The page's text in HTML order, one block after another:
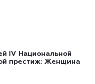
IV Национальной
престиж: Женщина